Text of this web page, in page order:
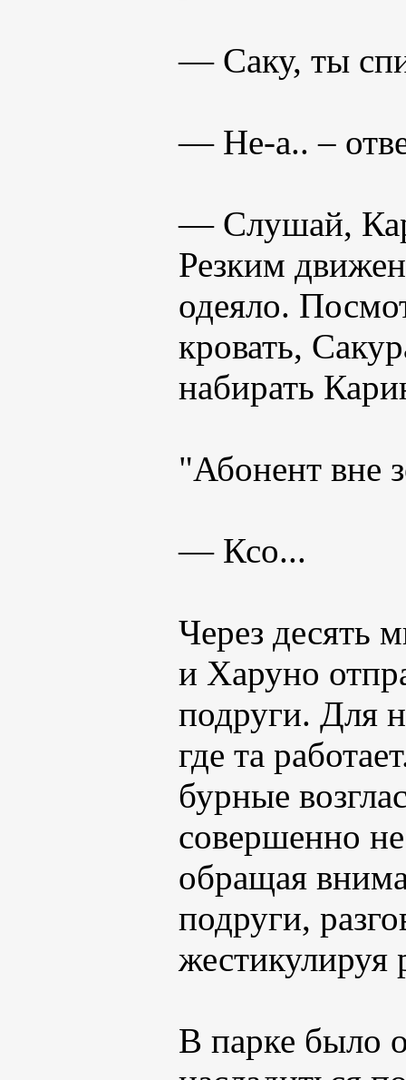
— Саку, ты
— Не-а.. –
— Слушай,
Резким
одеяло.
кровать,
набирать
"Абонент вне
— Ксо...
Через десять
и Харуно
подруги. Для
где та
бурные
совершенно
обращая
подруги,
жестикулируя
В парке было